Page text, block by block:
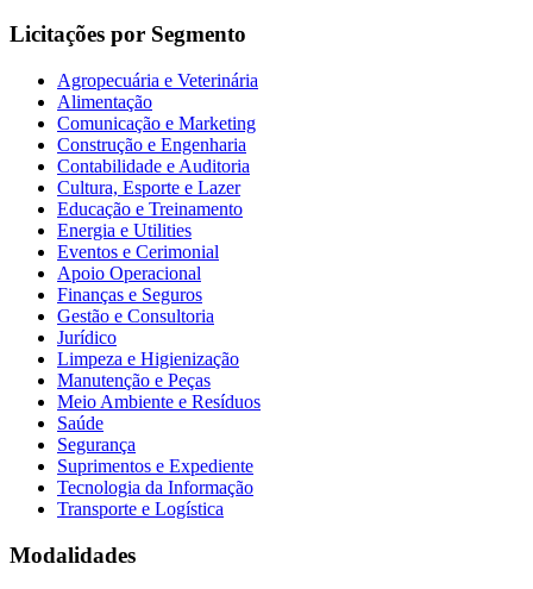
Licitações por Segmento
Agropecuária e Veterinária
Alimentação
Comunicação e Marketing
Construção e Engenharia
Contabilidade e Auditoria
Cultura, Esporte e Lazer
Educação e Treinamento
Energia e Utilities
Eventos e Cerimonial
Apoio Operacional
Finanças e Seguros
Gestão e Consultoria
Jurídico
Limpeza e Higienização
Manutenção e Peças
Meio Ambiente e Resíduos
Saúde
Segurança
Suprimentos e Expediente
Tecnologia da Informação
Transporte e Logística
Modalidades